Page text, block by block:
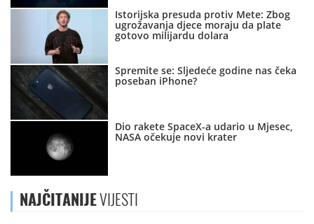
Istorijska presuda protiv Mete: Zbog
ugrožavanja djece moraju da plate
gotovo milijardu dolara
Spremite se: Sljedeće godine nas čeka
poseban iPhone?
Dio rakete SpaceX-a udario u Mjesec,
NASA očekuje novi krater
NAJČITANIJEVIJESTI